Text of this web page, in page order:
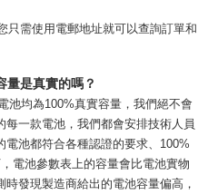
只需使用電郵地址就可以查詢訂單和
是真實的嗎？
池均為100%真實容量，我們絕不會
一款電池，我們都會安排技術人員
池都符合各種認證的要求、100%
電池參數表上的容量會比電池實物
發現製造商給出的電池容量偏高，